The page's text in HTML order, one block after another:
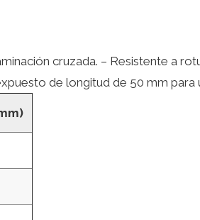
cruzada. – Resistente a
de longitud de 50 mm para